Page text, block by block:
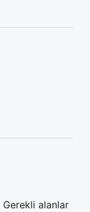
Gerekli alanlar